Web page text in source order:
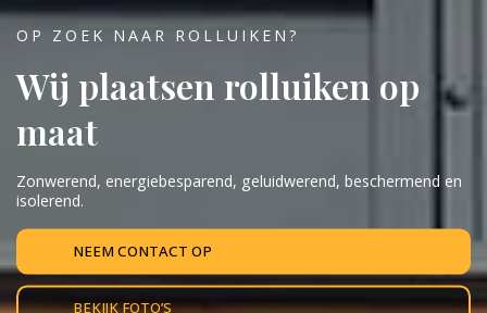
OP ZOEK NAAR ROLLUIKEN?
Wij plaatsen rolluiken op
maat
Zonwerend, energiebesparend, geluidwerend, beschermend en
isolerend.
NEEM CONTACT OP
BEKIJK FOTO’S